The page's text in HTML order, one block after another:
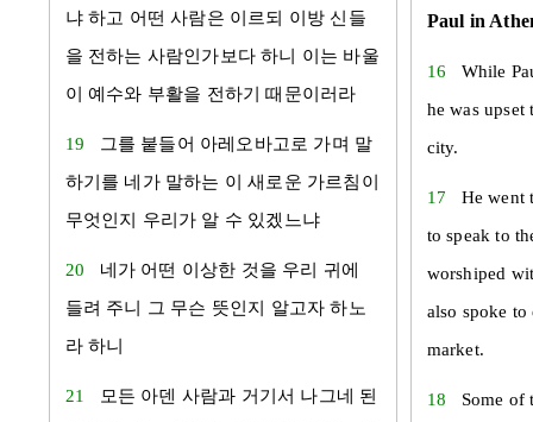
냐 하고 어떤 사람은 이르되 이방 신들
을 전하는 사람인가보다 하니 이는 바울
이 예수와 부활을 전하기 때문이러라
19 그를 붙들어 아레오바고 로 가며 말
하기를 네가 말하는 이 새로운 가르침이
무엇인지 우리가 알 수 있겠느냐
20 네가 어떤 이상한 것을 우리 귀에
들려 주니 그 무슨 뜻인지 알고자 하노
라 하니
21 모든 아덴
사람과 거기서 나그네 된
Paul in
16 While
he was upset
city.
17 He went
to speak to
worshiped
also spoke
market.
18 Some of